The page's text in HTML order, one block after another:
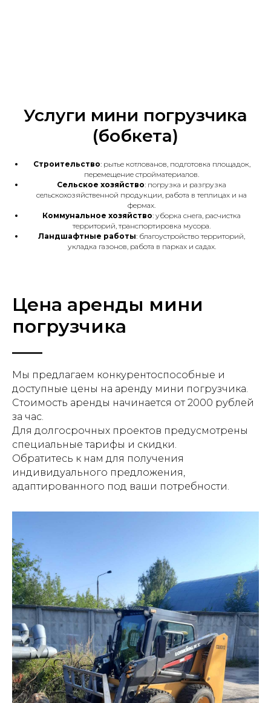
Услуги мини погрузчика
(бобкета)
Строительство: рытье котлованов, подготовка площадок,
перемещение стройматериалов.
Сельское хозяйство: погрузка и разгрузка
сельскохозяйственной продукции, работа в теплицах и на
фермах.
Коммунальное хозяйство: уборка снега, расчистка
территорий, транспортировка мусора.
Ландшафтные работы: благоустройство территорий,
укладка газонов, работа в парках и садах.
Цена аренды мини
погрузчика
Мы предлагаем конкурентоспособные и
доступные цены на аренду мини погрузчика.
Стоимость аренды начинается от 2000 рублей
за час.
Для долгосрочных проектов предусмотрены
специальные тарифы и скидки.
Обратитесь к нам для получения
индивидуального предложения,
адаптированного под ваши потребности.